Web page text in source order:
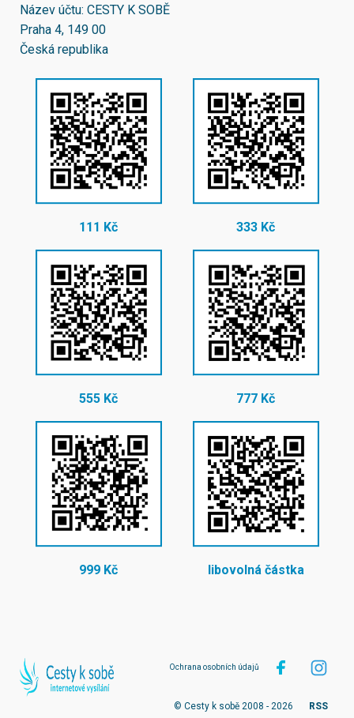
Název účtu: CESTY K SOBĚ
Praha 4, 149 00
Česká republika
111 Kč 333 Kč
555 Kč 777 Kč
999 Kč libovolná částka
Ochrana osobních údajů
© Cesty k sobě 2008 - 2026 RSS